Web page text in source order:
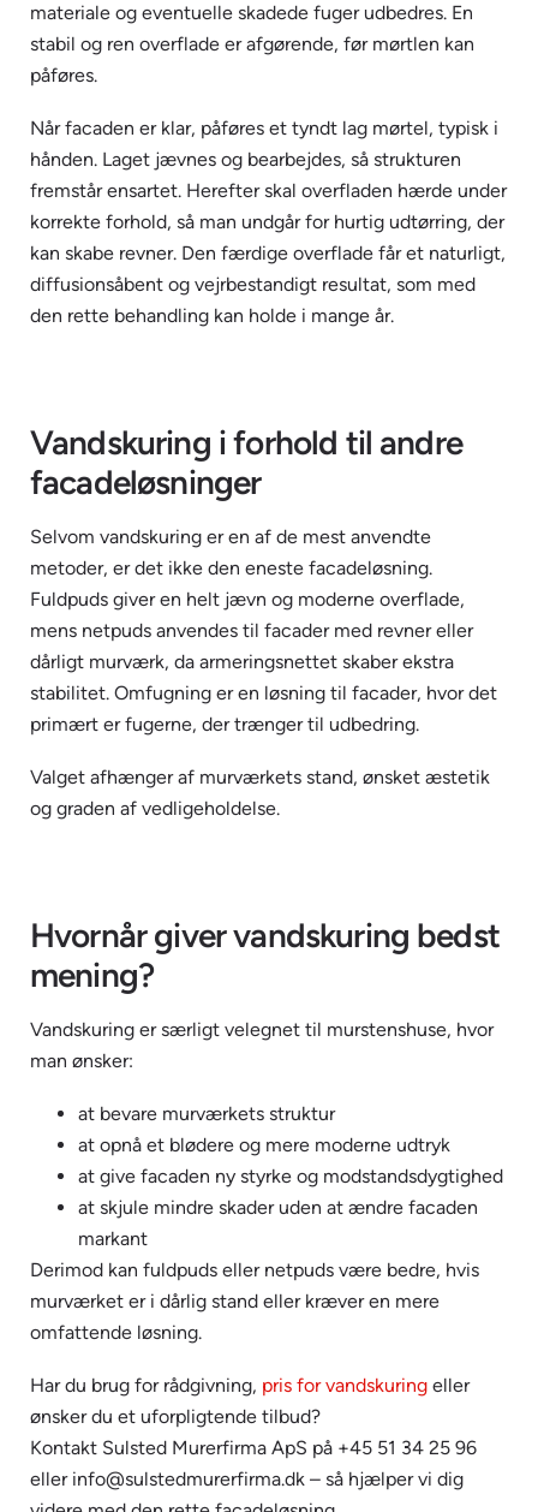
materiale og eventuelle skadede fuger udbedres. En
stabil og ren overflade er afgørende, før mørtlen kan
påføres.
Når facaden er klar, påføres et tyndt lag mørtel, typisk i
hånden. Laget jævnes og bearbejdes, så strukturen
fremstår ensartet. Herefter skal overfladen hærde under
korrekte forhold, så man undgår for hurtig udtørring, der
kan skabe revner. Den færdige overflade får et naturligt,
diffusionsåbent og vejrbestandigt resultat, som med
den rette behandling kan holde i mange år.
Vandskuring i forhold til andre
facadeløsninger
Selvom vandskuring er en af de mest anvendte
metoder, er det ikke den eneste facadeløsning.
Fuldpuds giver en helt jævn og moderne overflade,
mens netpuds anvendes til facader med revner eller
dårligt murværk, da armeringsnettet skaber ekstra
stabilitet. Omfugning er en løsning til facader, hvor det
primært er fugerne, der trænger til udbedring.
Valget afhænger af murværkets stand, ønsket æstetik
og graden af vedligeholdelse.
Hvornår giver vandskuring bedst
mening?
Vandskuring er særligt velegnet til murstenshuse, hvor
man ønsker:
at bevare murværkets struktur
at opnå et blødere og mere moderne udtryk
at give facaden ny styrke og modstandsdygtighed
at skjule mindre skader uden at ændre facaden
markant
Derimod kan fuldpuds eller netpuds være bedre, hvis
murværket er i dårlig stand eller kræver en mere
omfattende løsning.
Har du brug for rådgivning, pris for vandskuring eller
ønsker du et uforpligtende tilbud?
Kontakt Sulsted Murerfirma ApS på +45 51 34 25 96
eller info@sulstedmurerfirma.dk – så hjælper vi dig